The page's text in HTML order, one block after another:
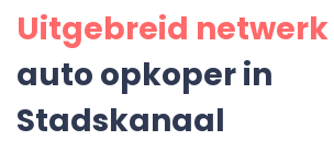
Uitgebreid netwerk
auto opkoper in
Stadskanaal